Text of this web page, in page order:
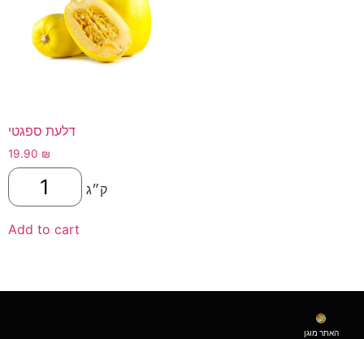
דלעת ספגטי
19.90 ₪
ק״ג
Add to cart
האתר מוגן